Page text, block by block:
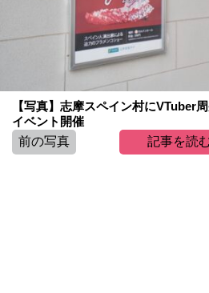
【写真】志摩スペイン村にVTuber
イベント開催
前の写真
記事を読